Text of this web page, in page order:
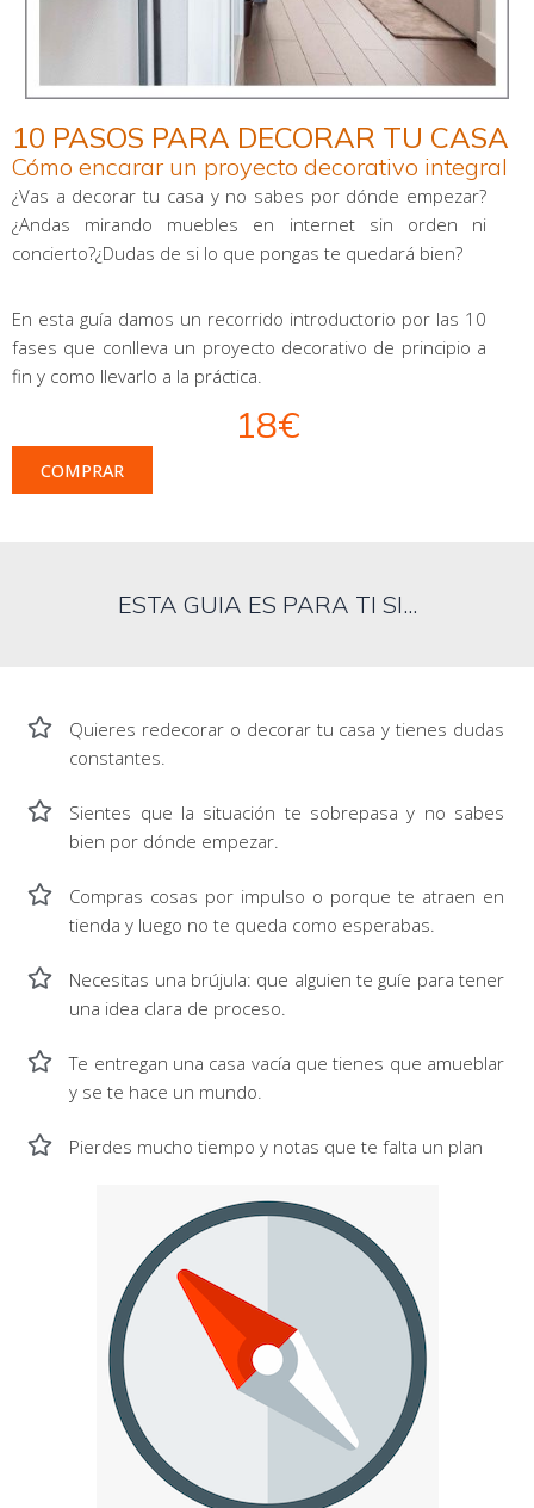
10 PASOS PARA DECORAR TU CASA
Cómo encarar un proyecto decorativo integral
¿Vas a decorar tu casa y no sabes por dónde empezar?
¿Andas mirando muebles en internet sin orden ni
concierto?¿Dudas de si lo que pongas te quedará bien?
En esta guía damos un recorrido introductorio por las 10
fases que conlleva un proyecto decorativo de principio a
fin y como llevarlo a la práctica.
18€
COMPRAR
ESTA GUIA ES PARA TI SI...
Quieres redecorar o decorar tu casa y tienes dudas
constantes.
Sientes que la situación te sobrepasa y no sabes
bien por dónde empezar.
Compras cosas por impulso o porque te atraen en
tienda y luego no te queda como esperabas.
Necesitas una brújula: que alguien te guíe para tener
una idea clara de proceso.
Te entregan una casa vacía que tienes que amueblar
y se te hace un mundo.
Pierdes mucho tiempo y notas que te falta un plan